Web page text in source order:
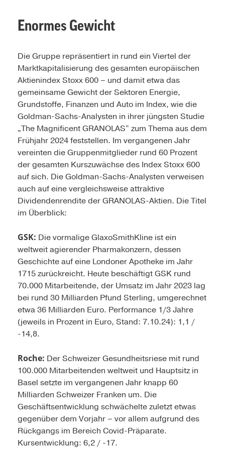
Enormes Gewicht
Die Gruppe repräsentiert in rund ein Viertel der
Marktkapitalisierung des gesamten europäischen
Aktienindex Stoxx 600 – und damit etwa das
gemeinsame Gewicht der Sektoren Energie,
Grundstoffe, Finanzen und Auto im Index, wie die
Goldman-Sachs-Analysten in ihrer jüngsten Studie
„The Magnificent GRANOLAS“ zum Thema aus dem
Frühjahr 2024 feststellen. Im vergangenen Jahr
vereinten die Gruppenmitglieder rund 60 Prozent
der gesamten Kurszuwächse des Index Stoxx 600
auf sich. Die Goldman-Sachs-Analysten verweisen
auch auf eine vergleichsweise attraktive
Dividendenrendite der GRANOLAS-Aktien. Die Titel
im Überblick:
GSK: Die vormalige GlaxoSmithKline ist ein
weltweit agierender Pharmakonzern, dessen
Geschichte auf eine Londoner Apotheke im Jahr
1715 zurückreicht. Heute beschäftigt GSK rund
70.000 Mitarbeitende, der Umsatz im Jahr 2023 lag
bei rund 30 Milliarden Pfund Sterling, umgerechnet
etwa 36 Milliarden Euro. Performance 1/3 Jahre
(jeweils in Prozent in Euro, Stand: 7.10.24): 1,1 /
-14,8.
Roche: Der Schweizer Gesundheitsriese mit rund
100.000 Mitarbeitenden weltweit und Hauptsitz in
Basel setzte im vergangenen Jahr knapp 60
Milliarden Schweizer Franken um. Die
Geschäftsentwicklung schwächelte zuletzt etwas
gegenüber dem Vorjahr – vor allem aufgrund des
Rückgangs im Bereich Covid-Präparate.
Kursentwicklung: 6,2 / -17.